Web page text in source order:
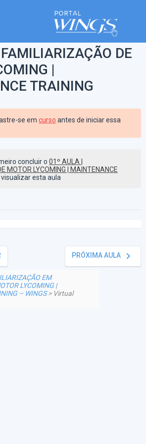
DE
|
TRAINING
se emcurso antes de iniciar essa
concluir o01º AULA |
MOTOR LYCOMING | MAINTENANCE
esta aula
PRÓXIMA AULA keyboard_arrow_right
EM
LYCOMING |
– WINGS> Virtual